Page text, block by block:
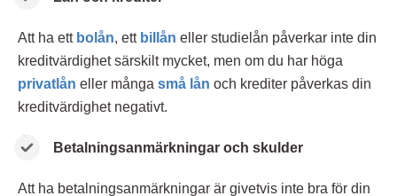
Att ha ett bolån, ett billån eller studielån påverkar inte din
kreditvärdighet särskilt mycket, men om du har höga
privatlån eller många små lån och krediter påverkas din
kreditvärdighet negativt.
Betalningsanmärkningar och skulder
Att ha betalningsanmärkningar är givetvis inte bra för din